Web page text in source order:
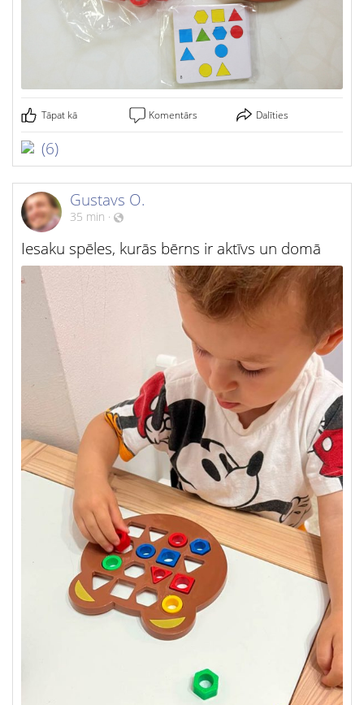
Tāpat kā Komentārs Dalīties
(6)
Gustavs O.
35 min ·
Iesaku spēles, kurās bērns ir aktīvs un domā